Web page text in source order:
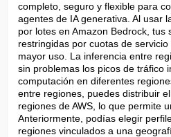
completo, seguro y flexible para
agentes de IA generativa. Al usar
por lotes en Amazon Bedrock, tus
restringidas por cuotas de
mayor uso. La inferencia entre
sin problemas los picos de tráfico
computación en diferentes
entre regiones, puedes distribuir
regiones de AWS, lo que permite
Anteriormente, podías elegir
regiones vinculados a una